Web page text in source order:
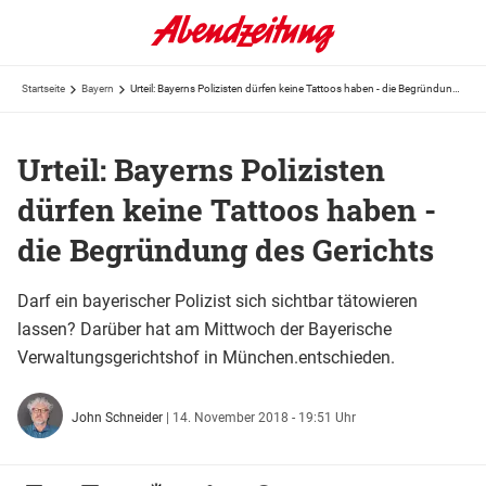
Startseite Bayern
Urteil: Bayerns Polizisten
dürfen keine Tattoos haben -
die Begründung des Gerichts
Darf ein bayerischer Polizist sich sichtbar tätowieren
lassen? Darüber hat am Mittwoch der Bayerische
Verwaltungsgerichtshof in München.entschieden.
John Schneider | 14. November 2018 - 19:51 Uhr